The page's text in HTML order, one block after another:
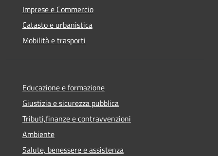
Imprese e Commercio
Catasto e urbanistica
Mobilità e trasporti
Educazione e formazione
Giustizia e sicurezza pubblica
Tributi,finanze e contravvenzioni
Ambiente
Salute, benessere e assistenza